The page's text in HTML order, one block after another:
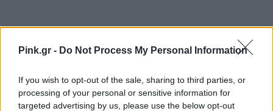
Pink.gr - Do Not Process My Personal Information
If you wish to opt-out of the sale, sharing to third parties, or
processing of your personal or sensitive information for
targeted advertising by us, please use the below opt-out
Ακολουθήστε το Pink.gr στοGoogle Newsκαι
μάθετε πρώτοιτα πιο hot νέα.